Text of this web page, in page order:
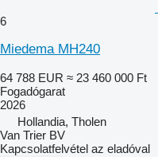
6
Miedema MH240
64 788 EUR ≈ 23 460 000 Ft
Fogadógarat
2026
Hollandia, Tholen
Van Trier BV
Kapcsolatfelvétel az eladóval